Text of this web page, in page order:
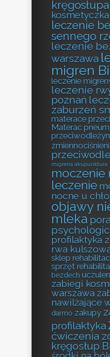
leczenie
sennego
leczenie
warszawa
migren
leczenie
leczenie
poznań
zaburzeń
materace
Materac
migrena akupunktura
moczenie
leczenie
nocne u
objawy
mleka
profilaktyka
rwa
sklep
sprzęt
bezdech
zabiegi
warszawa
nawilżające
darmo zakupy
profilaktyka
ćwiczenia
kręgosłup